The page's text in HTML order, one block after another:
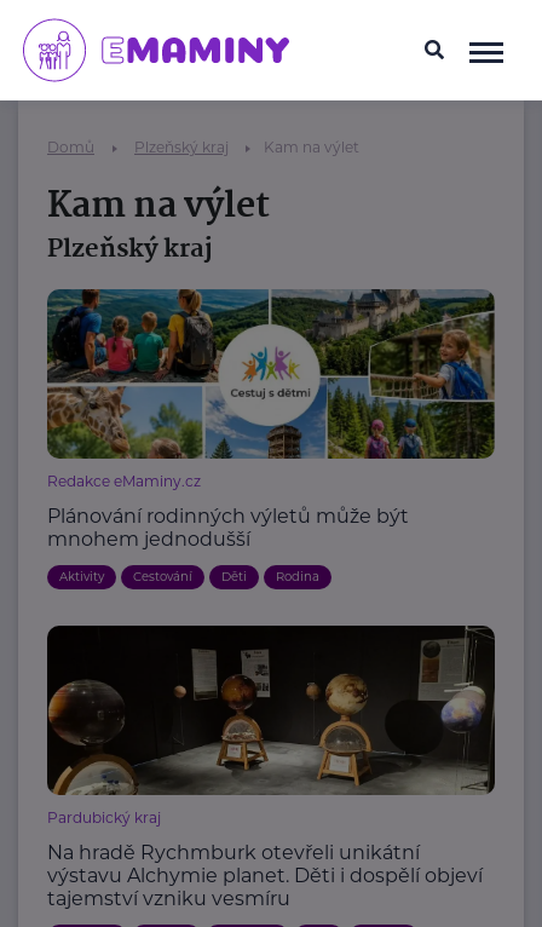
Domů Plzeňský kraj Kam na výlet
Kam na výlet
Plzeňský kraj
Redakce eMaminy.cz
Plánování rodinných výletů může být
mnohem jednodušší
Aktivity Cestování Děti Rodina
Pardubický kraj
Na hradě Rychmburk otevřeli unikátní
výstavu Alchymie planet. Děti i dospělí objeví
tajemství vzniku vesmíru